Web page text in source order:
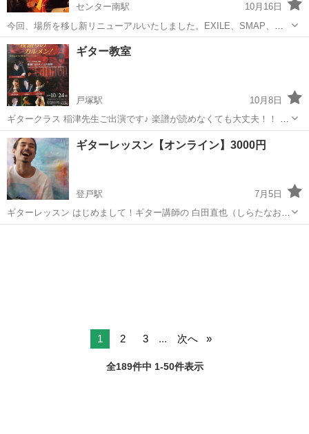
センター南駅
10月16日
今回、場所を移し新リニューアルいたしました。EXILE、SMAP、東
方神起、青山テルマ等のレコーディングやライブ♬、 TV、ラジオ出演
等々様々な実績のあるギタリストです! 幅広いジャンルを現場の経験を
生かしながら、子供から年...
神奈川 横浜市 センター南駅
ギター教室
戸塚駅
10月8日
ギタークラス 稲津先生ご出演です♪ 楽譜が読めなくても大丈夫！！ メ
ロディ、リズム、コードを学んで楽しく演奏してみましょう！！！ 当
スクールは現役バリバリステージでご活躍されてる先生方から直接ご
指導頂けます🎵...
神奈川 横浜市 戸塚駅 ギター
ギターレッスン【オンライン】3000円
登戸駅
7月5日
ギターレッスン はじめまして！ギター講師の 白田直也（しらたなお
や）です！ 僕は、神奈川県横須賀市出身で、 高校の時にアコースティ
1 2 3 ... 次へ
全189件中 1-50件表示